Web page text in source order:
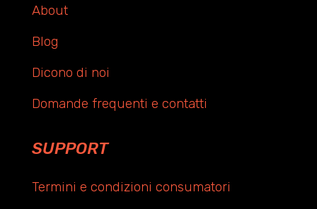
About
Blog
Dicono di noi
Domande frequenti e contatti
SUPPORT
Termini e condizioni consumatori